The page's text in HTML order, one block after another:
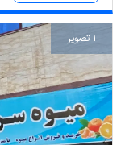
1 تصویر